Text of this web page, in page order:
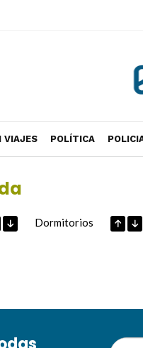
VIAJES POLÍTICA
Dormitorios